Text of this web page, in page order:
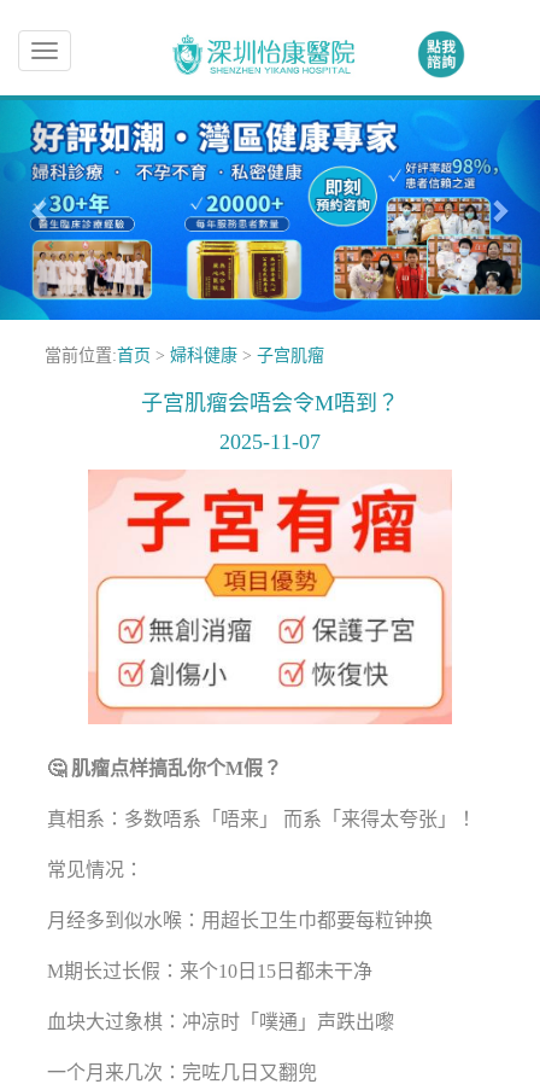
Toggle
navigation
當前位置:首页 > 婦科健康> 子宫肌瘤
子宫肌瘤会唔会令M唔到？
2025-11-07
🤔 肌瘤点样搞乱你个M假？
真相系：多数唔系「唔来」 而系「来得太夸张」！
常见情况：
月经多到似水喉：用超长卫生巾都要每粒钟换
M期长过长假：来个10日15日都未干净
血块大过象棋：冲凉时「噗通」声跌出嚟
一个月来几次：完咗几日又翻兜